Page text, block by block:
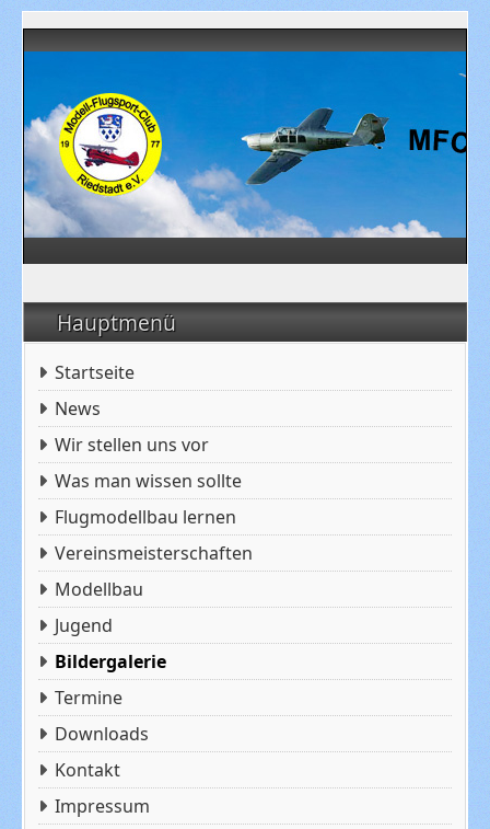
Hauptmenü
Startseite
News
Wir stellen uns vor
Was man wissen sollte
Flugmodellbau lernen
Vereinsmeisterschaften
Modellbau
Jugend
Bildergalerie
Termine
Downloads
Kontakt
Impressum